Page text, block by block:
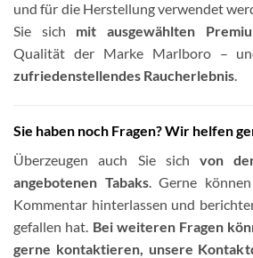
und für die Herstellung verwendet
Sie sich mit ausgewählten
Qualität der Marke Marlboro –
zufriedenstellendes Raucherlebnis.
Sie haben noch Fragen? Wir helfen
Überzeugen auch Sie sich von
angebotenen Tabaks. Gerne
Kommentar hinterlassen und
gefallen hat. Bei weiteren Fragen
gerne kontaktieren, unsere